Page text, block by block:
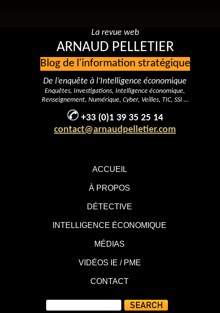
ACCUEIL
À PROPOS
DÉTECTIVE
INTELLIGENCE ÉCONOMIQUE
MÉDIAS
VIDÉOS IE / PME
CONTACT
La revue web
ARNAUD PELLETIER
Blog de l'information stratégique
De l’enquête à l’Intelligence économique
Enquêtes, Investigations, Intelligence économique,
Renseignement, Numérique, Cyber, Veilles, TIC, SSI …
+33 (0)1 39 35 25 14
contact@arnaudpelletier.com